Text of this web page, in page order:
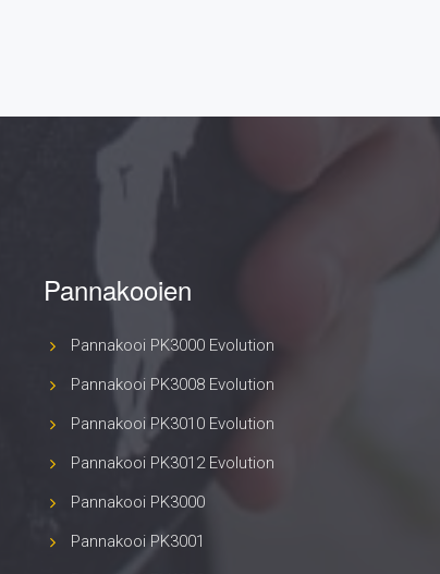
Pannakooien
Pannakooi PK3000 Evolution
Pannakooi PK3008 Evolution
Pannakooi PK3010 Evolution
Pannakooi PK3012 Evolution
Pannakooi PK3000
Pannakooi PK3001